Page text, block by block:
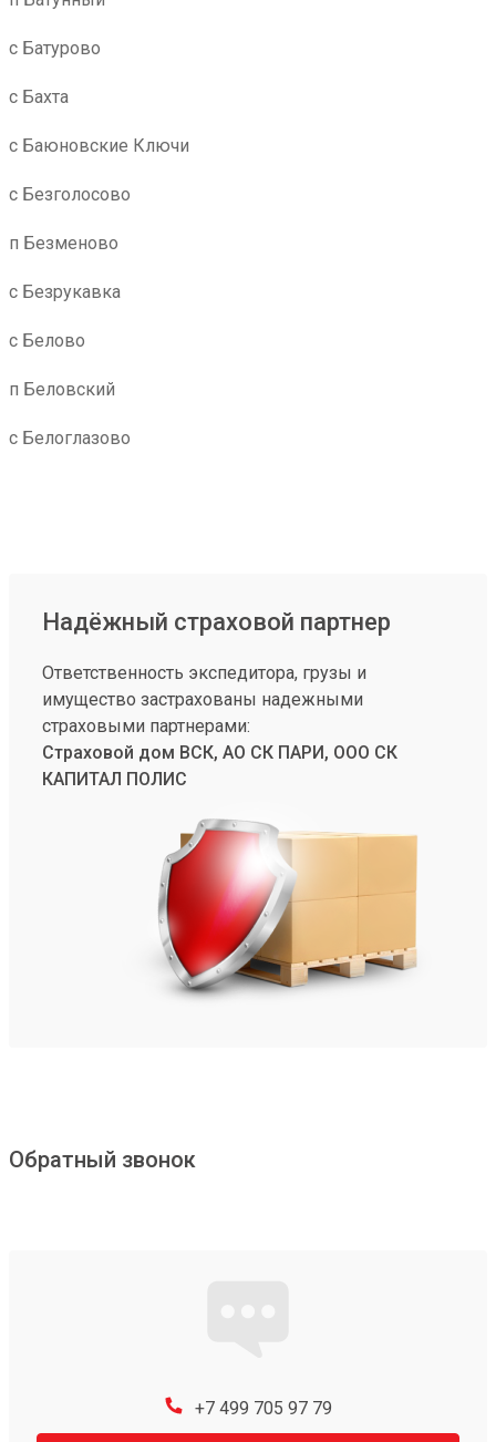
с Батурово
с Бахта
с Баюновские Ключи
с Безголосово
п Безменово
с Безрукавка
с Белово
п Беловский
с Белоглазово
Надёжный страховой партнер
Ответственность экспедитора, грузы и
имущество застрахованы надежными
страховыми партнерами:
Страховой дом ВСК, АО СК ПАРИ, ООО СК
КАПИТАЛ ПОЛИС
Обратный звонок
+7 499 705 97 79